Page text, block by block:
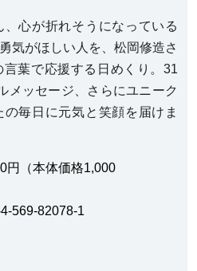
、心が折れそうになっている
気がほしい人を、松岡修造さ
葉で応援する日めくり。31
メッセージ、さらにユニーク
毎日に元気と笑顔を届けま
円（本体価格1,000
569-82078-1